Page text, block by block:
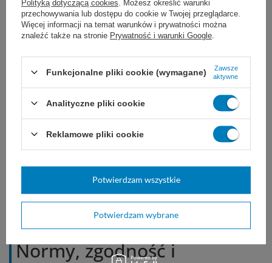
RękawiceeasyCARE FLEX są wyrobem
jednorazowego użytku, przeznaczonym do
zanieczyszczeniami biologicznymi i
chemicznymi. Produkt nie zawiera lateksu
naturalnego ani pudru, co minimalizuje
ryzyko reakcji alergicznych. Przechowywać w
promieni słonecznych i źródeł ciepła. Wyrób
niejałowy.
Normy, zgodność i
Polityką dotyczącą cookies . Możesz określić warunki
przechowywania lub dostępu do cookie w Twojej przeglądarce.
Więcej informacji na temat warunków i prywatności można
znaleźć także na stronie Prywatność i warunki Google
Funkcjonalne pliki cookie (wymagane)
Zawsze
aktywne
Analityczne pliki cookie
Reklamowe pliki cookie
Potwierdzam wybrane
Potwierdzam wszystkie